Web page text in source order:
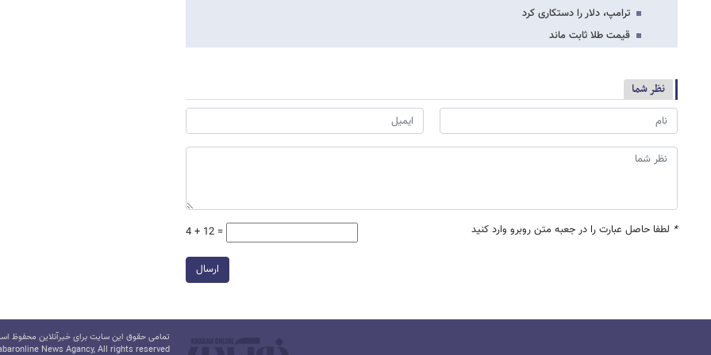
ترامپ، دلار را دستکاری کرد
قیمت طلا ثابت ماند
نظر شما
* لطفا حاصل عبارت را در جعبه متن روبرو وارد کنید 4 + 12 =
ارسال
تمامی حقوق این سایت برای خبرآنلاین محفوظ
News Agancy, All rights reserved